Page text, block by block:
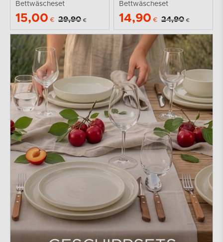
Bettwäscheset
15,00 € 29,90 €
Bettwäscheset
14,90 € 24,90 €